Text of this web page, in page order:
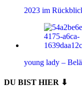
2023 im
young lady –
DU BIST HIER ⬇